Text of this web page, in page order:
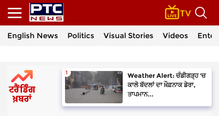
English News Politics Visual Stories Videos
Weather Alert: ਚੰਡੀਗੜ੍ਹ 'ਚ
ਕਾਲੇ ਬੱਦਲਾਂ ਦਾ ਖ਼ੌਫ਼ਨਾਕ ਡੇਰਾ,
ਤਾਪਮਾਨ...